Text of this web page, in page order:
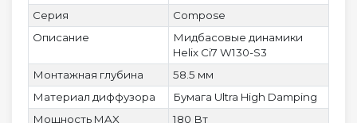
Серия
Compose
Описание
Мидбасовые динамики
Helix Ci7 W130-S3
Монтажная глубина
58.5 мм
Материал диффузора
Бумага Ultra High Damping
Мощность MAX
180 Вт